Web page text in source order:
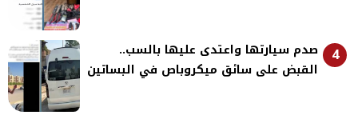
4
صدم سيارتها واعتدى عليها بالسب..
القبض على سائق ميكروباص في البساتين